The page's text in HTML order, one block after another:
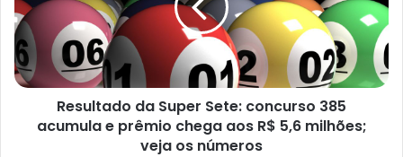
1/4 xícara de queijo ralado
1/4 xícara de vegetais picados (pimentão, cebola,
tomate, alface etc.)
Sal e pimenta a gosto
Azeite de oliva
Resultado da Super Sete: concurso 385
acumula e prêmio chega aos R$ 5,6 milhões;
veja os números